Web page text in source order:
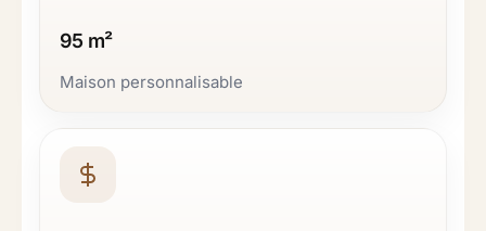
95 m²
Maison personnalisable